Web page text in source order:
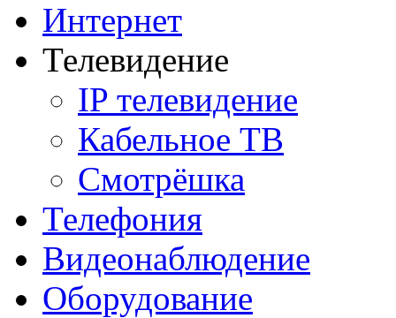
Интернет
Телевидение
IP телевидение
Кабельное ТВ
Смотрёшка
Телефония
Видеонаблюдение
Оборудование